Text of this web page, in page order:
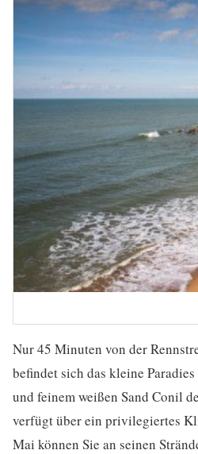
Nur 45 Minuten von der
befindet sich das kleine
und feinem weißen Sand Conil
verfügt über ein privilegiertes
Mai können Sie an seinen